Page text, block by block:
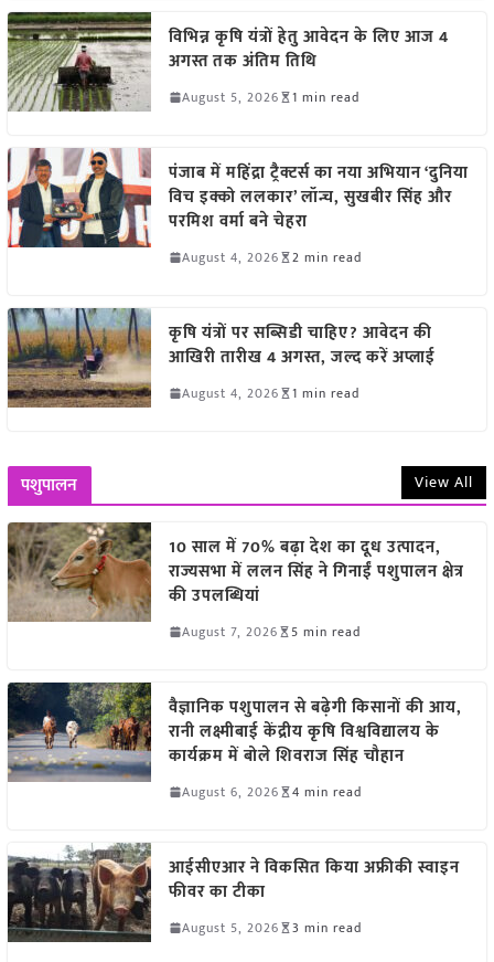
विभिन्न कृषि यंत्रों हेतु आवेदन के लिए आज 4
अगस्त तक अंतिम तिथि
August 5, 2026 1 min read
पंजाब में महिंद्रा ट्रैक्टर्स का नया अभियान ‘दुनिया
विच इक्को ललकार’ लॉन्च, सुखबीर सिंह और
परमिश वर्मा बने चेहरा
August 4, 2026 2 min read
कृषि यंत्रों पर सब्सिडी चाहिए? आवेदन की
आखिरी तारीख 4 अगस्त, जल्द करें अप्लाई
August 4, 2026 1 min read
पशुपालन View All
10 साल में 70% बढ़ा देश का दूध उत्पादन,
राज्यसभा में ललन सिंह ने गिनाईं पशुपालन क्षेत्र
की उपलब्धियां
August 7, 2026 5 min read
वैज्ञानिक पशुपालन से बढ़ेगी किसानों की आय,
रानी लक्ष्मीबाई केंद्रीय कृषि विश्वविद्यालय के
कार्यक्रम में बोले शिवराज सिंह चौहान
August 6, 2026 4 min read
आईसीएआर ने विकसित किया अफ्रीकी स्वाइन
फीवर का टीका
August 5, 2026 3 min read